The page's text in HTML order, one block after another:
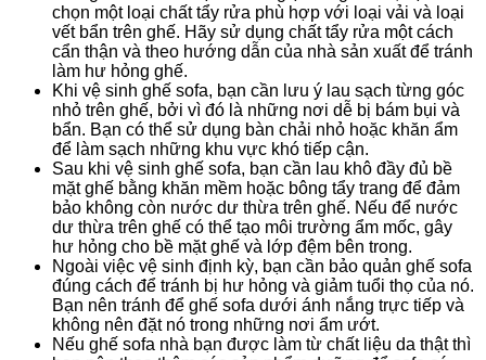
chọn một loại chất tẩy rửa phù hợp với loại vải và loại
vết bẩn trên ghế. Hãy sử dụng chất tẩy rửa một cách
cẩn thận và theo hướng dẫn của nhà sản xuất để tránh
làm hư hỏng ghế.
Khi vệ sinh ghế sofa, bạn cần lưu ý lau sạch từng góc
nhỏ trên ghế, bởi vì đó là những nơi dễ bị bám bụi và
bẩn. Bạn có thể sử dụng bàn chải nhỏ hoặc khăn ẩm
để làm sạch những khu vực khó tiếp cận.
Sau khi vệ sinh ghế sofa, bạn cần lau khô đầy đủ bề
mặt ghế bằng khăn mềm hoặc bông tẩy trang để đảm
bảo không còn nước dư thừa trên ghế. Nếu để nước
dư thừa trên ghế có thể tạo môi trường ẩm mốc, gây
hư hỏng cho bề mặt ghế và lớp đệm bên trong.
Ngoài việc vệ sinh định kỳ, bạn cần bảo quản ghế sofa
đúng cách để tránh bị hư hỏng và giảm tuổi thọ của nó.
Bạn nên tránh để ghế sofa dưới ánh nắng trực tiếp và
không nên đặt nó trong những nơi ẩm ướt.
Nếu ghế sofa nhà bạn được làm từ chất liệu da thật thì